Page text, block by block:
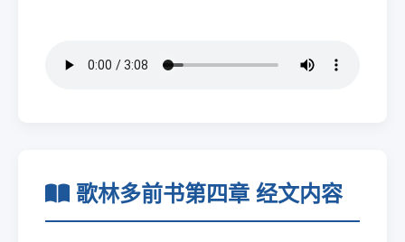
歌林多前书第四章 经文内容